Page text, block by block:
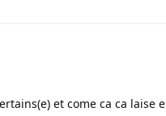
et come ca ca laise e